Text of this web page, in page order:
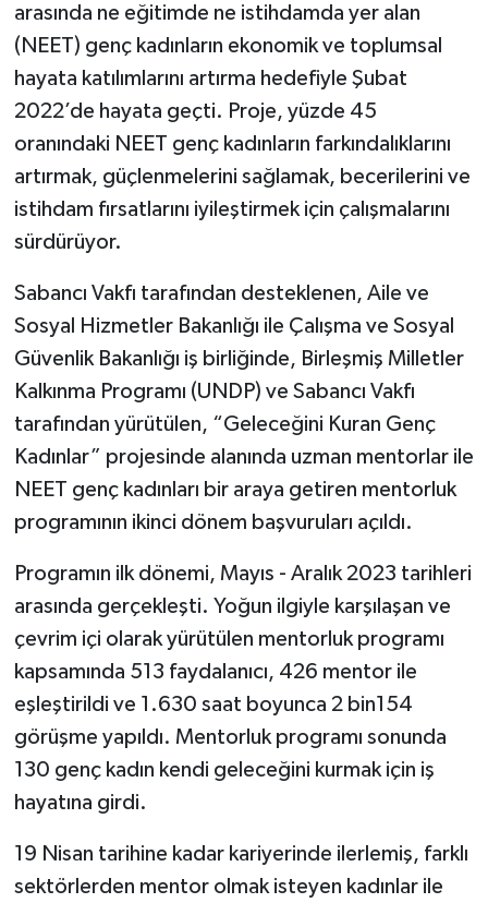
arasında ne eğitimde ne istihdamda yer alan
(NEET) genç kadınların ekonomik ve toplumsal
hayata katılımlarını artırma hedefiyle Şubat
2022’de hayata geçti. Proje, yüzde 45
oranındaki NEET genç kadınların farkındalıklarını
artırmak, güçlenmelerini sağlamak, becerilerini ve
istihdam fırsatlarını iyileştirmek için çalışmalarını
sürdürüyor.
Sabancı Vakfı tarafından desteklenen, Aile ve
Sosyal Hizmetler Bakanlığı ile Çalışma ve Sosyal
Güvenlik Bakanlığı iş birliğinde, Birleşmiş Milletler
Kalkınma Programı (UNDP) ve Sabancı Vakfı
tarafından yürütülen, “Geleceğini Kuran Genç
Kadınlar” projesinde alanında uzman mentorlar ile
NEET genç kadınları bir araya getiren mentorluk
programının ikinci dönem başvuruları açıldı.
Programın ilk dönemi, Mayıs - Aralık 2023 tarihleri
arasında gerçekleşti. Yoğun ilgiyle karşılaşan ve
çevrim içi olarak yürütülen mentorluk programı
kapsamında 513 faydalanıcı, 426 mentor ile
eşleştirildi ve 1.630 saat boyunca 2 bin154
görüşme yapıldı. Mentorluk programı sonunda
130 genç kadın kendi geleceğini kurmak için iş
hayatına girdi.
19 Nisan tarihine kadar kariyerinde ilerlemiş, farklı
sektörlerden mentor olmak isteyen kadınlar ile